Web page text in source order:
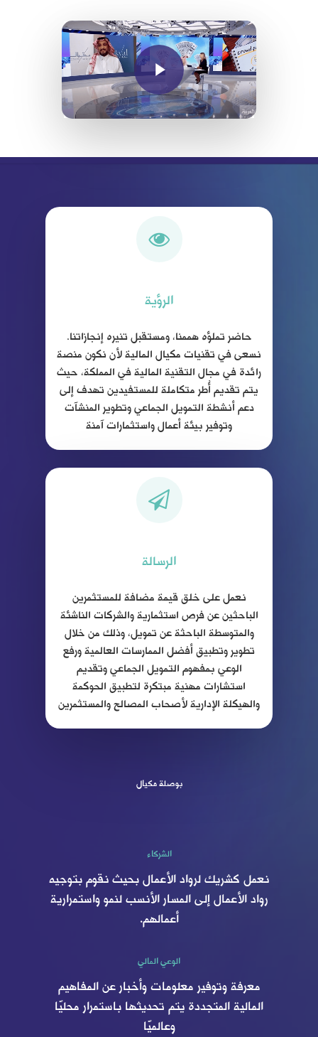
Play Video
الرؤية
حاضر تملؤه هممنا، ومستقبل تنيره إنجازاتنا.
نسعى في تقنيات مكيال المالية لأن نكون منصة
رائدة في مجال التقنية المالية في المملكة، حيث
يتم تقديم أُطر متكاملة للمستفيدين تهدف إلى
دعم أنشطة التمويل الجماعي وتطوير المنشآت
وتوفير بيئة أعمال واستثمارات آمنة
الرسالة
نعمل على خلق قيمة مضافة للمستثمرين
الباحثين عن فرص استثمارية والشركات الناشئة
والمتوسطة الباحثة عن تمويل، وذلك من خلال
تطوير وتطبيق أفضل الممارسات العالمية ورفع
الوعي بمفهوم التمويل الجماعي وتقديم
استشارات مهنية مبتكرة لتطبيق الحوكمة
والهيكلة الإدارية لأصحاب المصالح والمستثمرين
بوصلة مكيال
الشركاء
نعمل كشريك لرواد الأعمال بحيث نقوم بتوجيه
رواد الأعمال إلى المسار الأنسب لنمو واستمرارية
أعمالهم.
الوعي المالي
معرفة وتوفير معلومات وأخبار عن المفاهيم
المالية المتجددة يتم تحديثها باستمرار محليًا
وعالميًا